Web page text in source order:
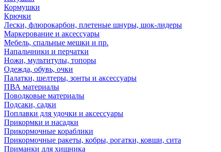
Кормушки
Крючки
Лески, флюрокарбон, плетеные шнуры, шок-лидеры
Маркерование и аксессуары
Мебель, спальные мешки и пр.
Напальчники и перчатки
Ножи, мультитулы, топоры
Одежда, обувь, очки
Палатки, шелтеры, зонты и аксессуары
ПВА материалы
Поводковые материалы
Подсаки, садки
Поплавки для удочки и аксессуары
Прикормки и насадки
Прикормочные кораблики
Прикормочные ракеты, кобры, рогатки, ковши, сита
Приманки для хищника